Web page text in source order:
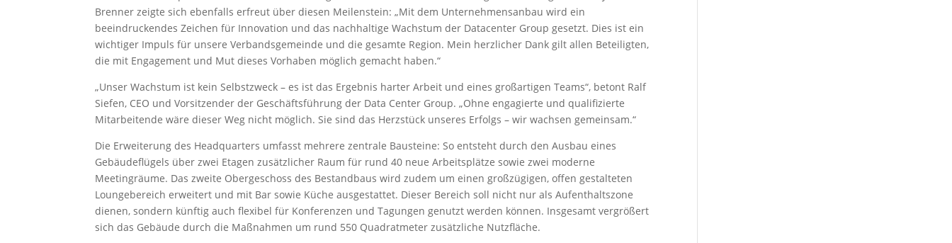
Brenner zeigte sich ebenfalls erfreut über diesen Meilenstein: „Mit dem Unternehmensanbau wird ein
beeindruckendes Zeichen für Innovation und das nachhaltige Wachstum der Datacenter Group gesetzt. Dies ist ein
wichtiger Impuls für unsere Verbandsgemeinde und die gesamte Region. Mein herzlicher Dank gilt allen Beteiligten,
die mit Engagement und Mut dieses Vorhaben möglich gemacht haben.“
„Unser Wachstum ist kein Selbstzweck – es ist das Ergebnis harter Arbeit und eines großartigen Teams“, betont Ralf
Siefen, CEO und Vorsitzender der Geschäftsführung der Data Center Group. „Ohne engagierte und qualifizierte
Mitarbeitende wäre dieser Weg nicht möglich. Sie sind das Herzstück unseres Erfolgs – wir wachsen gemeinsam.“
Die Erweiterung des Headquarters umfasst mehrere zentrale Bausteine: So entsteht durch den Ausbau eines
Gebäudeflügels über zwei Etagen zusätzlicher Raum für rund 40 neue Arbeitsplätze sowie zwei moderne
Meetingräume. Das zweite Obergeschoss des Bestandbaus wird zudem um einen großzügigen, offen gestalteten
Loungebereich erweitert und mit Bar sowie Küche ausgestattet. Dieser Bereich soll nicht nur als Aufenthaltszone
dienen, sondern künftig auch flexibel für Konferenzen und Tagungen genutzt werden können. Insgesamt vergrößert
sich das Gebäude durch die Maßnahmen um rund 550 Quadratmeter zusätzliche Nutzfläche.